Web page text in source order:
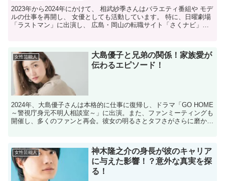
2023年から2024年にかけて、 相武紗季さんはバラエティ番組や モデ
ルの仕事を再開し、 女優としても活動しています。 特に、日曜劇場
「ラストマン」に出演し、 広島・岡山の転職サイト「さくナビ」の
女性芸能人
大島優子と兄弟の関係！家族愛が
伝わるエピソード！
2024年、大島優子さんは本格的に仕事に復帰し、ドラマ「GO HOME
～警視庁身元不明人相談室～」に出演。また、ファンミーティングも
開催し、多くのファンと再会。彼女の明るさとタフさがさらに磨か
女性芸能人
神木隆之介の身長が彼のキャリア
に与えた影響！？意外な真実を探
る！